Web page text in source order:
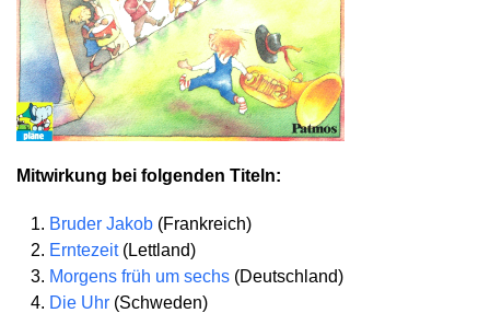
Mitwirkung bei folgenden Titeln:
Bruder Jakob (Frankreich)
Erntezeit(Lettland)
Morgens früh um sechs (Deutschland)
Die Uhr (Schweden)